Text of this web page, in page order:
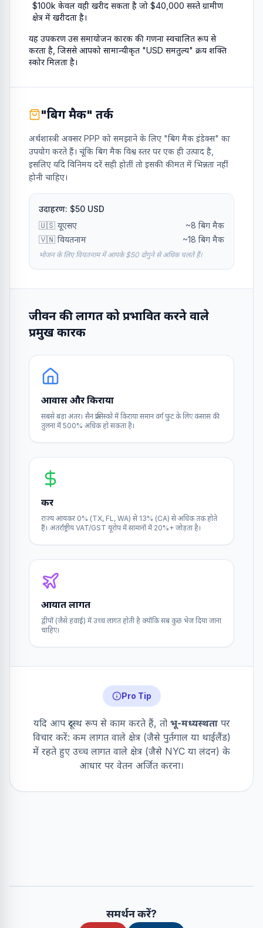
$100k केवल वही खरीद सकता है जो $40,000 सस्ते ग्रामीण
क्षेत्र में खरीदता है।
यह उपकरण उस समायोजन कारक की गणना स्वचालित रूप से
करता है, जिससे आपको सामान्यीकृत "USD समतुल्य" क्रय शक्ति
स्कोर मिलता है।
"बिग मैक" तर्क
अर्थशास्त्री अक्सर PPP को समझाने के लिए "बिग मैक इंडेक्स" का
उपयोग करते हैं। चूंकि बिग मैक विश्व स्तर पर एक ही उत्पाद है,
इसलिए यदि विनिमय दरें सही होतीं तो इसकी कीमत में भिन्नता नहीं
होनी चाहिए।
उदाहरण: $50 USD
🇺🇸 यूएसए
~8 बिग मैक
🇻🇳 वियतनाम
~18 बिग मैक
भोजन के लिए वियतनाम में आपके $50 दोगुने से अधिक चलते हैं।
जीवन की लागत को प्रभावित करने वाले
प्रमुख कारक
आवास और किराया
सबसे बड़ा अंतर। सैन फ्रांसिस्को में किराया समान वर्ग फुट के लिए कंसास की
तुलना में 500% अधिक हो सकता है।
कर
राज्य आयकर 0% (TX, FL, WA) से 13% (CA) से अधिक तक होते
हैं। अंतर्राष्ट्रीय VAT/GST यूरोप में सामानों में 20%+ जोड़ता है।
आयात लागत
द्वीपों (जैसे हवाई) में उच्च लागत होती है क्योंकि सब कुछ भेज दिया जाना
चाहिए।
Pro Tip
यदि आप दूरस्थ रूप से काम करते हैं, तो भू-मध्यस्थतापर
विचार करें: कम लागत वाले क्षेत्र (जैसे पुर्तगाल या थाईलैंड)
में रहते हुए उच्च लागत वाले क्षेत्र (जैसे NYC या लंदन) के
आधार पर वेतन अर्जित करना।
समर्थन करें?